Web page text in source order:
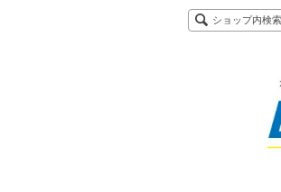
ショップ内検索